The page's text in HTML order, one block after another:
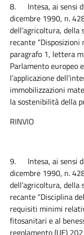
8. Intesa, ai sensi
dicembre 1990, n.
dell’agricoltura,
recante
paragrafo 1, lettera
Parlamento europeo
l’applicazione
immobilizzazioni
la sostenibilità della
RINVIO
9. Intesa, ai sensi
dicembre 1990, n.
dell’agricoltura,
recante “Disciplina
requisiti minimi
fitosanitari e al
regolamento (UE)